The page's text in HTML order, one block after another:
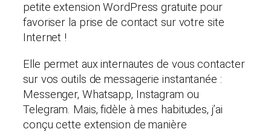
petite extension WordPress gratuite pour
favoriser la prise de contact sur votre site
Internet !
Elle permet aux internautes de vous contacter
sur vos outils de messagerie instantanée :
Messenger, Whatsapp, Instagram ou
Telegram. Mais, fidèle à mes habitudes, j’ai
conçu cette extension de manière